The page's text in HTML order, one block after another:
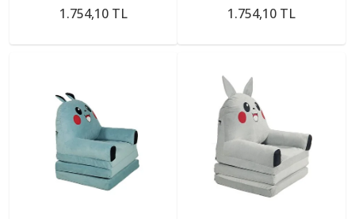
1.754,10 TL
Panda
1.754,10 TL